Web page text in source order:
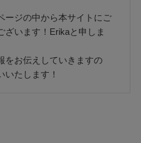
ージの中から本サイトにご
ざいます！Erikaと申しま
をお伝えしていきますの
いたします！